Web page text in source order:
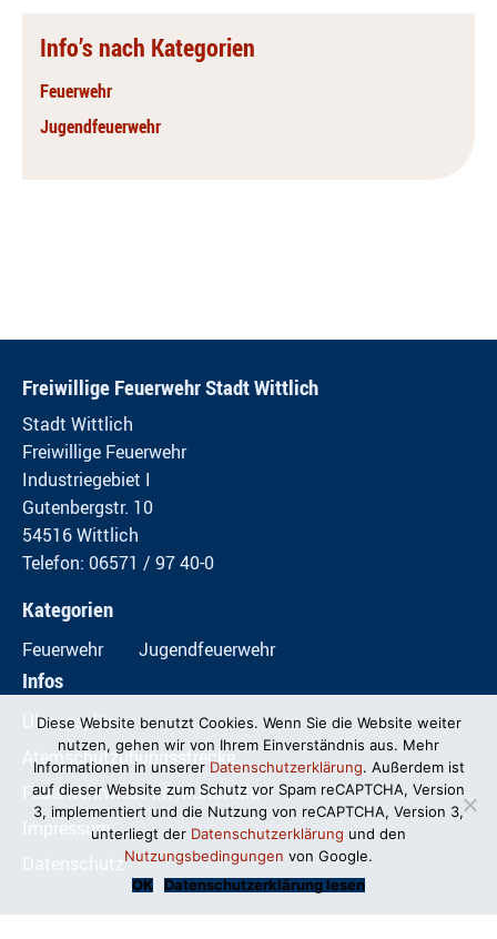
Info’s nach Kategorien
Feuerwehr
Jugendfeuerwehr
Freiwillige Feuerwehr Stadt Wittlich
Stadt Wittlich
Freiwillige Feuerwehr
Industriegebiet I
Gutenbergstr. 10
54516 Wittlich
Telefon: 06571 / 97 40-0
Kategorien
Feuerwehr Jugendfeuerwehr
Infos
Übungspläne
Atemschutzübungsstrecke
Feuerwehrwiese im Mundwald
Impressum
Diese Website benutzt Cookies. Wenn Sie die Website weiter
nutzen, gehen wir von Ihrem Einverständnis aus. Mehr
Informationen in unserer Datenschutzerklärung. Außerdem ist
auf dieser Website zum Schutz vor Spam reCAPTCHA, Version
3, implementiert und die Nutzung von reCAPTCHA, Version 3,
unterliegt der Datenschutzerklärung und den
Nutzungsbedingungen von Google.
OK
Datenschutzerklärung lesen